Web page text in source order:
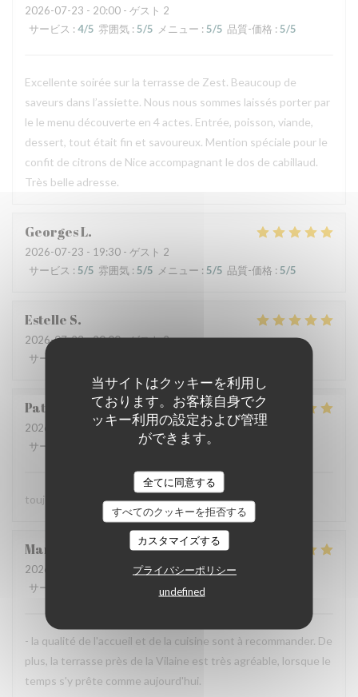
当サイトはクッキーを利用し
ております。お客様自身でク
ッキー利用の設定および管理
ができます。
全てに同意する
すべてのクッキーを拒否する
カスタマイズする
プライバシーポリシー
undefined
2026-07-23 - 20:00 - ゲスト 2
サービス : 4/5 雰囲気 : 5/5 メニュー : 5/5 品質-価格 : 5/5
Excellente soirée sur la terrasse de Zest. Beaucoup de
saveurs dans l’assiette. Nous nous sommes laissés porter par
le le menu découverte en 4 actes. Entrée, poisson, viande,
dessert, tout était fin et savoureux. Mention spéciale pour le
confit de citrons de Nice accompagnant le dos de cabillaud.
Très belle adresse.
GeorgesL
2026-07-23 - 19:30 - ゲスト 2
サービス : 5/5 雰囲気 : 5/5 メニュー : 5/5 品質-価格 : 5/5
Estelle S
2026-07-23- 20:00 - ゲスト 2
サービス
Patrick
2026-07-23
- 13:30 - ゲスト 2
サービス
5/5 メニュー: 5
toujours parfait comme d'habitude
Maryvonne
2026-07-23
- 12:30 - ゲスト 2
サービス
メニュー:
- la qualité de l'accueil et de la cuisine sont à recommander. De
plus, la terrasse près de la Vilaine est très agréable, lorsque le
temps s'y prête comme aujourd'hui.